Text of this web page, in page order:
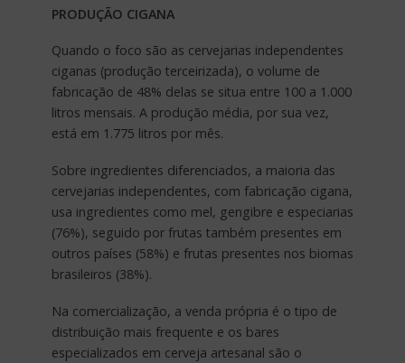
PRODUÇÃO CIGANA
Quando o foco são as cervejarias independentes
ciganas (produção terceirizada), o volume de
fabricação de 48% delas se situa entre 100 a 1.000
litros mensais. A produção média, por sua vez,
está em 1.775 litros por mês.
Sobre ingredientes diferenciados, a maioria das
cervejarias independentes, com fabricação cigana,
usa ingredientes como mel, gengibre e especiarias
(76%), seguido por frutas também presentes em
outros países (58%) e frutas presentes nos biomas
brasileiros (38%).
Na comercialização, a venda própria é o tipo de
distribuição mais frequente e os bares
especializados em cerveja artesanal são o